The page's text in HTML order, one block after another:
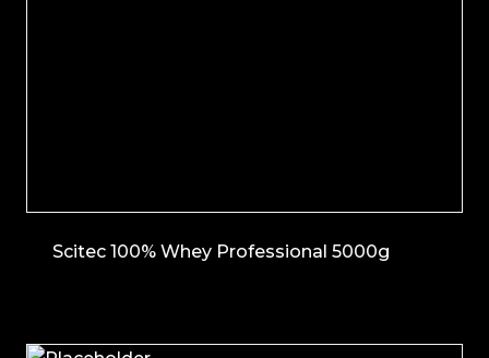
Scitec 100% Whey Professional 5000g